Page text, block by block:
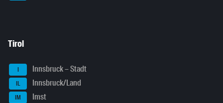
Tirol
I Innsbruck – Stadt
IL Innsbruck/Land
IM Imst